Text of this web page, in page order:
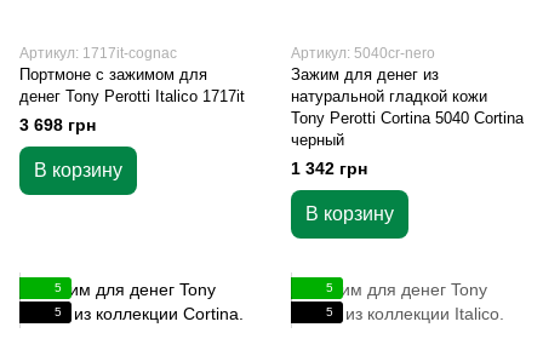
Артикул: 1717it-cognac
Портмоне с зажимом для
денег Tony Perotti Italico 1717it
3 698 грн
В корзину
Артикул: 5040cr-nero
Зажим для денег из
натуральной гладкой кожи
Tony Perotti Cortina 5040 Cortina
черный
1 342 грн
В корзину
5
5
5
5